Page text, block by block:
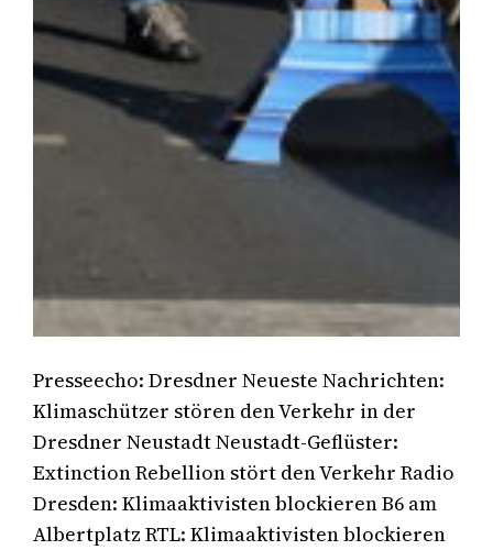
Presseecho: Dresdner Neueste Nachrichten:
Klimaschützer stören den Verkehr in der
Dresdner Neustadt Neustadt-Geflüster:
Extinction Rebellion stört den Verkehr Radio
Dresden: Klimaaktivisten blockieren B6 am
Albertplatz RTL: Klimaaktivisten blockieren